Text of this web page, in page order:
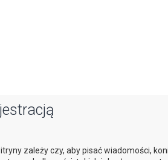
zależy czy, aby pisać wiadomości,